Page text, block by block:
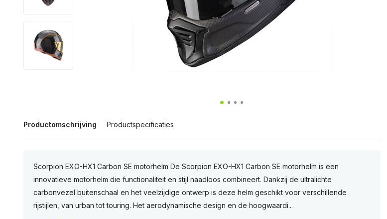
Productomschrijving Productspecificaties
Scorpion EXO-HX1 Carbon SE motorhelm De Scorpion EXO-HX1 Carbon SE motorhelm is een
innovatieve motorhelm die functionaliteit en stijl naadloos combineert. Dankzij de ultralichte
carbonvezel buitenschaal en het veelzijdige ontwerp is deze helm geschikt voor verschillende
rijstijlen, van urban tot touring. Het aerodynamische design en de hoogwaardi...